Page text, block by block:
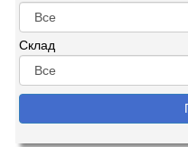
Склад